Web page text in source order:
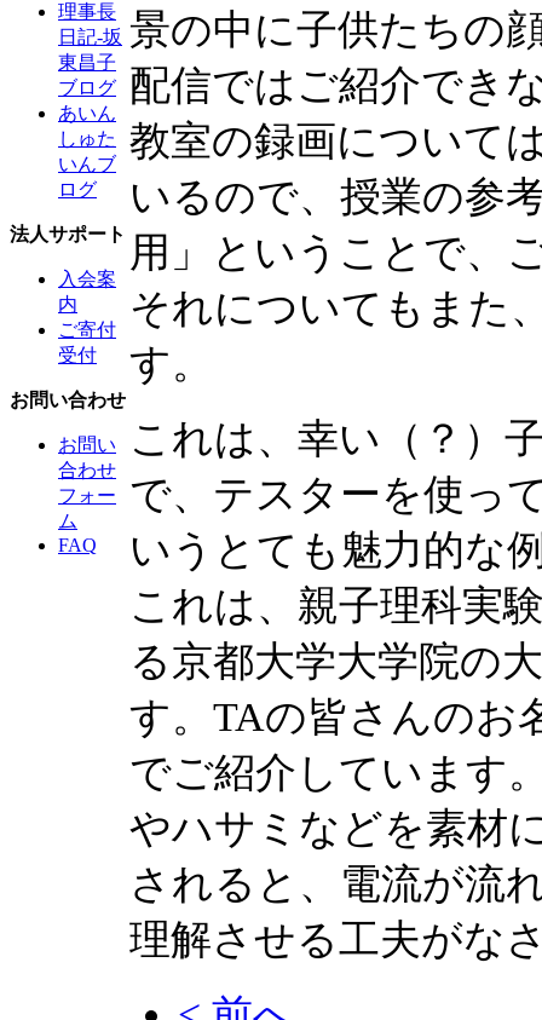
理事長
日記-坂
東昌子
ブログ
あいん
しゅた
いんブ
ログ
法人サポート
入会案
内
ご寄付
受付
お問い合わせ
お問い
合わせ
フォー
ム
FAQ
景の中に子­供たちの
配信ではご紹介でき
教室の録画について
いるので、授業の参
用」ということで、
それについてもまた
す。
これは、幸い（？）
で、テスターを使っ
いうとても魅力的な
これは、親子理科実
る京都大学大学院の
す。TAの皆さんのお
でご紹介しています
やハサミなどを素材
されると、電流が流
理解させる工夫がな